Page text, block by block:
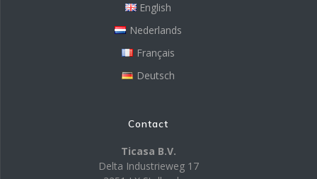
English
Nederlands
Français
Deutsch
Contact
Ticasa B.V.
Delta Industrieweg 17